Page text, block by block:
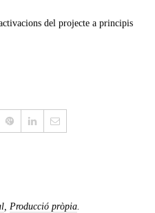
del projecte a principis
, Producció pròpia.